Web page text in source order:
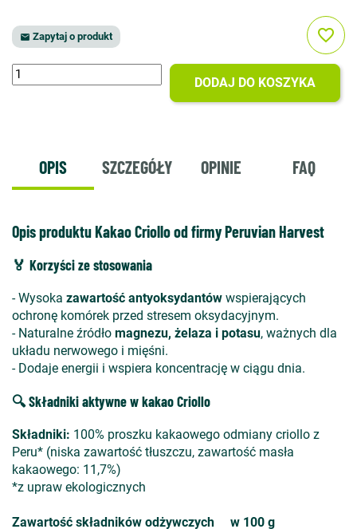
 Zapytaj o produkt
DODAJ DO KOSZYKA
favorite_border
OPIS SZCZEGÓŁY OPINIE FAQ
Opis produktu Kakao Criollo od firmy Peruvian Harvest
🏅 Korzyści ze stosowania
- Wysoka zawartość antyoksydantów wspierających
ochronę komórek przed stresem oksydacyjnym.
- Naturalne źródło magnezu, żelaza i potasu, ważnych dla
układu nerwowego i mięśni.
- Dodaje energii i wspiera koncentrację w ciągu dnia.
🔍 Składniki aktywne w kakao Criollo
Składniki: 100% proszku kakaowego odmiany criollo z
Peru* (niska zawartość tłuszczu, zawartość masła
kakaowego: 11,7%)
*z upraw ekologicznych
Zawartość składników odżywczych w 100 g